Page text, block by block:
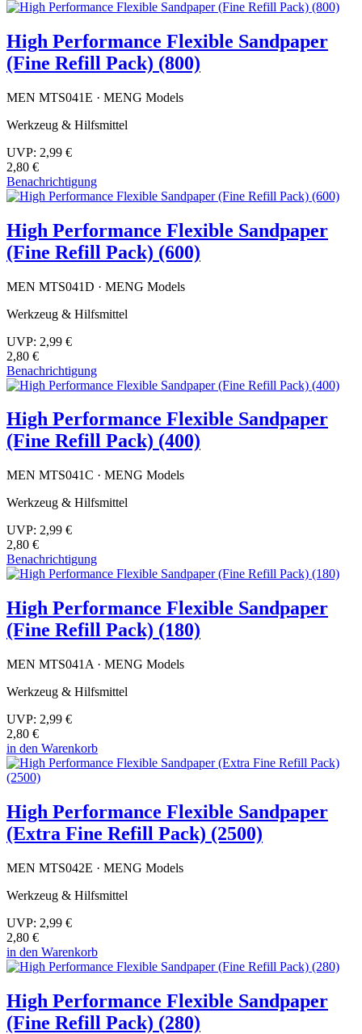
High Performance Flexible Sandpaper
(Fine Refill Pack) (800)
MEN MTS041E · MENG Models
Werkzeug & Hilfsmittel
UVP: 2,99 €
2,80 €
Benachrichtigung
High Performance Flexible Sandpaper
(Fine Refill Pack) (600)
MEN MTS041D · MENG Models
Werkzeug & Hilfsmittel
UVP: 2,99 €
2,80 €
Benachrichtigung
High Performance Flexible Sandpaper
(Fine Refill Pack) (400)
MEN MTS041C · MENG Models
Werkzeug & Hilfsmittel
UVP: 2,99 €
2,80 €
Benachrichtigung
High Performance Flexible Sandpaper
(Fine Refill Pack) (180)
MEN MTS041A · MENG Models
Werkzeug & Hilfsmittel
UVP: 2,99 €
2,80 €
in den Warenkorb
High Performance Flexible Sandpaper
(Extra Fine Refill Pack) (2500)
MEN MTS042E · MENG Models
Werkzeug & Hilfsmittel
UVP: 2,99 €
2,80 €
in den Warenkorb
High Performance Flexible Sandpaper
(Fine Refill Pack) (280)